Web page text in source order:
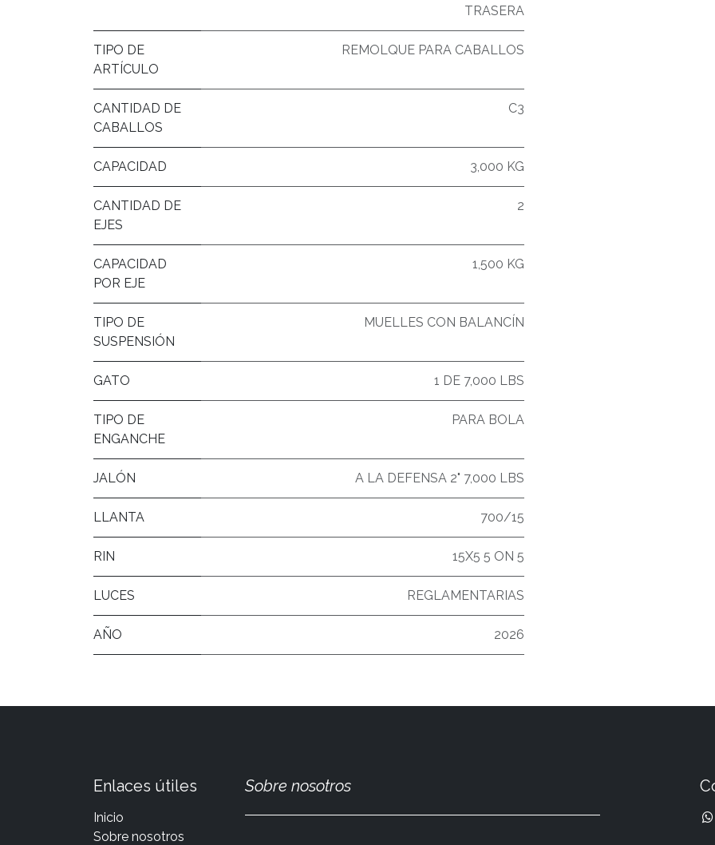
TRASERA
TIPO DE
ARTÍCULO
REMOLQUE PARA CABALLOS
CANTIDAD DE
CABALLOS
C3
CAPACIDAD 3,000 KG
CANTIDAD DE
EJES
2
CAPACIDAD
POR EJE
1,500 KG
TIPO DE
SUSPENSIÓN
MUELLES CON BALANCÍN
GATO 1 DE 7,000 LBS
TIPO DE
ENGANCHE
PARA BOLA
JALÓN A LA DEFENSA 2" 7,000 LBS
LLANTA 700/15
RIN 15X5 5 ON 5
LUCES REGLAMENTARIAS
AÑO 2026
Enlaces útiles
Inicio
Sobre nosotros
Sobre nosotros